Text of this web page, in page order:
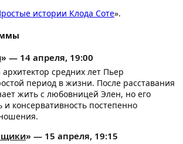
истории Клода Соте».
» — 14 апреля, 19:00
средних лет Пьер
период в жизни. После расставания
жить с любовницей Элен, но его
консервативность постепенно
» — 15 апреля, 19:15